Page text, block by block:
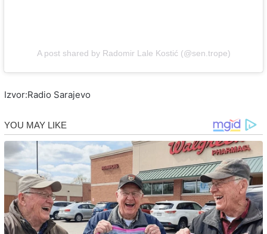
A post shared by Radomir Lale Kostić (@sen.trope)
Izvor:Radio Sarajevo